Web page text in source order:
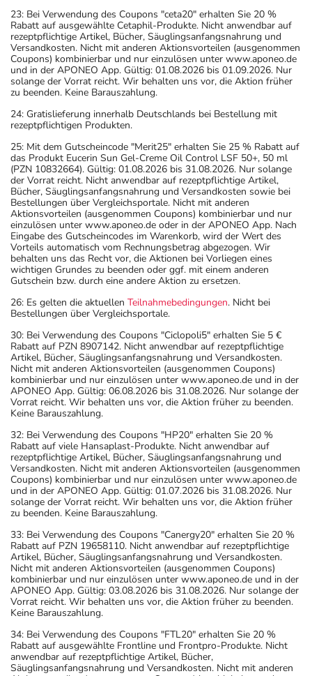
23: Bei Verwendung des Coupons "ceta20" erhalten Sie 20 %
Rabatt auf ausgewählte Cetaphil-Produkte. Nicht anwendbar auf
rezeptpflichtige Artikel, Bücher, Säuglingsanfangsnahrung und
Versandkosten. Nicht mit anderen Aktionsvorteilen (ausgenommen
Coupons) kombinierbar und nur einzulösen unter www.aponeo.de
und in der APONEO App. Gültig: 01.08.2026 bis 01.09.2026. Nur
solange der Vorrat reicht. Wir behalten uns vor, die Aktion früher
zu beenden. Keine Barauszahlung.
24: Gratislieferung innerhalb Deutschlands bei Bestellung mit
rezeptpflichtigen Produkten.
25: Mit dem Gutscheincode "Merit25" erhalten Sie 25 % Rabatt auf
das Produkt Eucerin Sun Gel-Creme Oil Control LSF 50+, 50 ml
(PZN 10832664). Gültig: 01.08.2026 bis 31.08.2026. Nur solange
der Vorrat reicht. Nicht anwendbar auf rezeptpflichtige Artikel,
Bücher, Säuglingsanfangsnahrung und Versandkosten sowie bei
Bestellungen über Vergleichsportale. Nicht mit anderen
Aktionsvorteilen (ausgenommen Coupons) kombinierbar und nur
einzulösen unter www.aponeo.de oder in der APONEO App. Nach
Eingabe des Gutscheincodes im Warenkorb, wird der Wert des
Vorteils automatisch vom Rechnungsbetrag abgezogen. Wir
behalten uns das Recht vor, die Aktionen bei Vorliegen eines
wichtigen Grundes zu beenden oder ggf. mit einem anderen
Gutschein bzw. durch eine andere Aktion zu ersetzen.
26: Es gelten die aktuellen Teilnahmebedingungen. Nicht bei
Bestellungen über Vergleichsportale.
30: Bei Verwendung des Coupons "Ciclopoli5" erhalten Sie 5 €
Rabatt auf PZN 8907142. Nicht anwendbar auf rezeptpflichtige
Artikel, Bücher, Säuglingsanfangsnahrung und Versandkosten.
Nicht mit anderen Aktionsvorteilen (ausgenommen Coupons)
kombinierbar und nur einzulösen unter www.aponeo.de und in der
APONEO App. Gültig: 06.08.2026 bis 31.08.2026. Nur solange der
Vorrat reicht. Wir behalten uns vor, die Aktion früher zu beenden.
Keine Barauszahlung.
32: Bei Verwendung des Coupons "HP20" erhalten Sie 20 %
Rabatt auf viele Hansaplast-Produkte. Nicht anwendbar auf
rezeptpflichtige Artikel, Bücher, Säuglingsanfangsnahrung und
Versandkosten. Nicht mit anderen Aktionsvorteilen (ausgenommen
Coupons) kombinierbar und nur einzulösen unter www.aponeo.de
und in der APONEO App. Gültig: 01.07.2026 bis 31.08.2026. Nur
solange der Vorrat reicht. Wir behalten uns vor, die Aktion früher
zu beenden. Keine Barauszahlung.
33: Bei Verwendung des Coupons "Canergy20" erhalten Sie 20 %
Rabatt auf PZN 19658110. Nicht anwendbar auf rezeptpflichtige
Artikel, Bücher, Säuglingsanfangsnahrung und Versandkosten.
Nicht mit anderen Aktionsvorteilen (ausgenommen Coupons)
kombinierbar und nur einzulösen unter www.aponeo.de und in der
APONEO App. Gültig: 03.08.2026 bis 31.08.2026. Nur solange der
Vorrat reicht. Wir behalten uns vor, die Aktion früher zu beenden.
Keine Barauszahlung.
34: Bei Verwendung des Coupons "FTL20" erhalten Sie 20 %
Rabatt auf ausgewählte Frontline und Frontpro-Produkte. Nicht
anwendbar auf rezeptpflichtige Artikel, Bücher,
Säuglingsanfangsnahrung und Versandkosten. Nicht mit anderen